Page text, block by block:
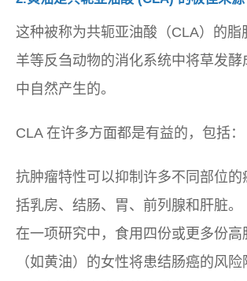
这种被称为共轭亚油酸（CLA）的脂
羊等反刍动物的消化系统中将草发酵
中自然产生的。
CLA 在许多方面都是有益的，包括：
抗肿瘤特性可以抑制许多不同部位的
括乳房、结肠、胃、前列腺和肝脏。
在一项研究中，食用四份或更多份高
（如黄油）的女性将患结肠癌的风险